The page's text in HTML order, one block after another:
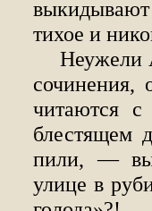
тихое и
Неужели
сочинения,
читаются
блестящем
пили, —
улице в